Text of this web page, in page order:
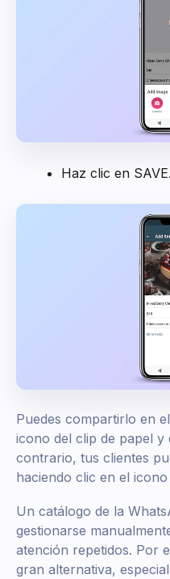
Haz clic en SAVE.
‍Puedes compartirlo en
icono del clip de papel y
contrario, tus clientes
haciendo clic en el
Un catálogo de la
gestionarse
atención repetidos. Por
gran alternativa,